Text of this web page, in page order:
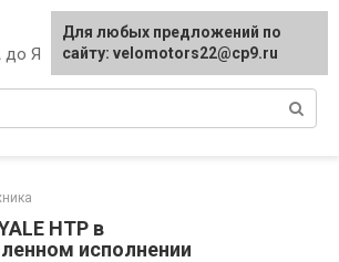
до Я
НТР в
исполнении
Для любых предложений по
сайту: velomotors22@cp9.ru